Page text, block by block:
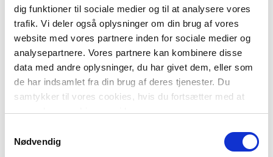
dig funktioner til sociale medier og til at analysere vores
trafik. Vi deler også oplysninger om din brug af vores
website med vores partnere inden for sociale medier og
analysepartnere. Vores partnere kan kombinere disse
data med andre oplysninger, du har givet dem, eller som
de har indsamlet fra din brug af deres tjenester. Du
samtykker til vores cookies, hvis du fortsætter med at
anvende vores hjemmeside.
Nødvendig
08.00 - 20.00
Ansættelsesforhold:
Deltidsjob
Send ansøgning